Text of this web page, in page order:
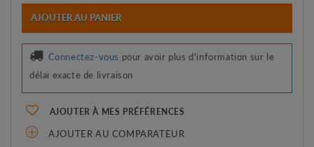
AJOUTER AU PANIER
Connectez-vous pour avoir plus d'information sur le
délai exacte de livraison
AJOUTER À MES PRÉFÉRENCES
AJOUTER AU COMPARATEUR